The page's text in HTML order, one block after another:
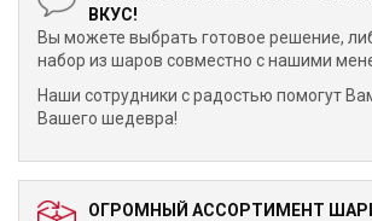
ВКУС!
Вы можете выбрать готовое решение,
набор из шаров совместно с нашими
Наши сотрудники с радостью помогут
Вашего шедевра!
ОГРОМНЫЙ АССОРТИМЕНТ